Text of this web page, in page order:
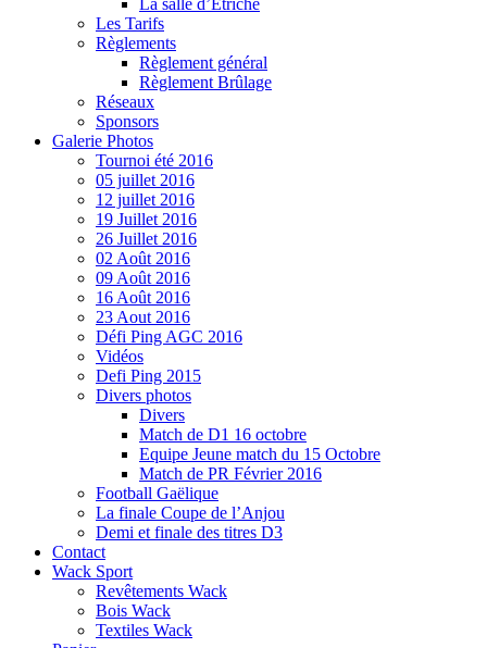
Les Tarifs
Règlements
Règlement général
Règlement Brûlage
Réseaux
Sponsors
Galerie Photos
Tournoi été 2016
05 juillet 2016
12 juillet 2016
19 Juillet 2016
26 Juillet 2016
02 Août 2016
09 Août 2016
16 Août 2016
23 Aout 2016
Défi Ping AGC 2016
Vidéos
Defi Ping 2015
Divers photos
Divers
Match de D1 16 octobre
Equipe Jeune match du 15 Octobre
Match de PR Février 2016
Football Gaëlique
La finale Coupe de l’Anjou
Demi et finale des titres D3
Contact
Wack Sport
Revêtements Wack
Bois Wack
Textiles Wack